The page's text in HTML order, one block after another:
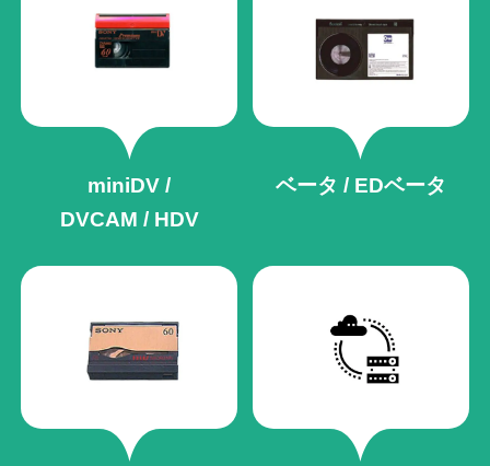
miniDV /
DVCAM / HDV
ベータ / EDベータ